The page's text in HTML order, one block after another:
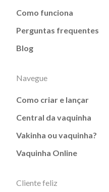
Como funciona
Perguntas frequentes
Blog
Navegue
Como criar e lançar
Central da vaquinha
Vakinha ou vaquinha?
Vaquinha Online
Cliente feliz